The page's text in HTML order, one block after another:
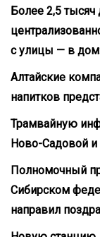
Более 2,5
с улицы — в
Алтайские
напитков
Трамвайную
Ново-Садовой и
Полномочный
Сибирском
направил